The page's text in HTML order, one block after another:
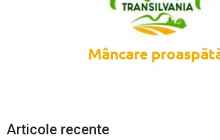
Articole recente